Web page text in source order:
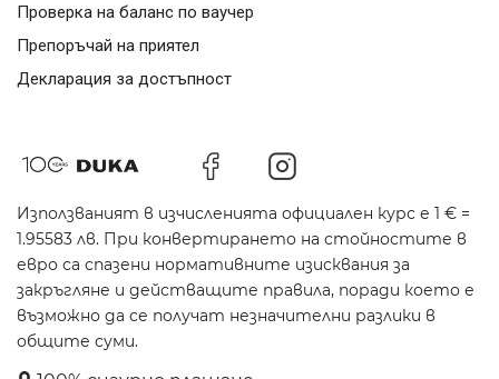
Проверка на баланс по ваучер
Препоръчай на приятел
Декларация за достъпност
Използваният в изчисленията официален курс е 1 € =
1.95583 лв. При конвертирането на стойностите в
евро са спазени нормативните изисквания за
закръгляне и действащите правила, поради което е
възможно да се получат незначителни разлики в
общите суми.